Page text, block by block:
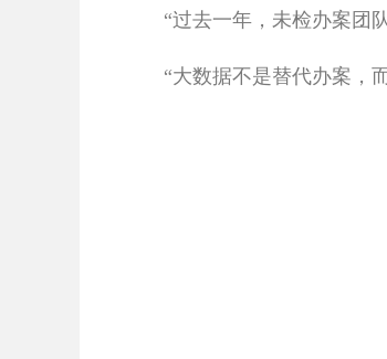
“过去一年，未检办案团队
“大数据不是替代办案，而